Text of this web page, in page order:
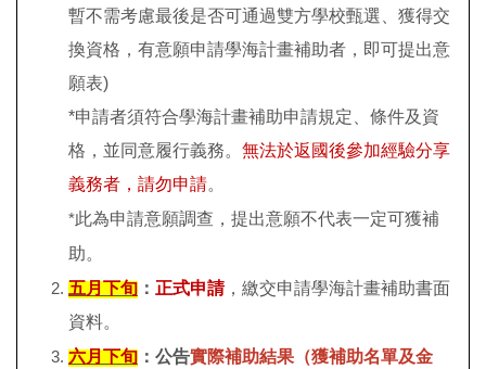
暫不需考慮最後是否可通過雙方學校甄選、獲得交
換資格，有意願申請學海計畫補助者，即可提出意
願表)
*申請者須符合學海計畫補助申請規定、條件及資
格，並同意履行義務。 無法於返國後參加經驗分享
義務者，請勿申請。
*此為申請意願調查，提出意願不代表一定可獲補
助。
五月下旬 ： 正式申請，繳交申請學海計畫補助書面
資料。
六月下旬 ：公告實際補助結果（獲補助名單及金